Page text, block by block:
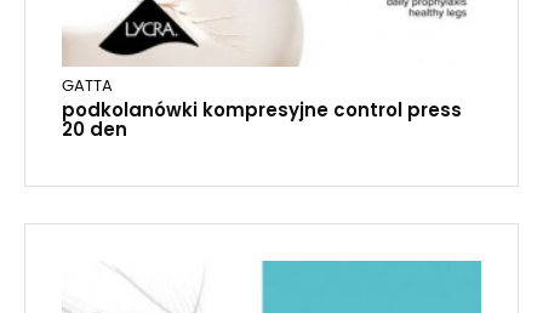
GATTA
podkolanówki kompresyjne control press
20 den